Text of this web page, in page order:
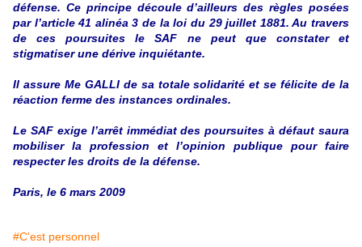
défense. Ce principe découle d’ailleurs des règles posées
par l’article 41 alinéa 3 de la loi du 29 juillet 1881. Au travers
de ces poursuites le SAF ne peut que constater et
stigmatiser une dérive inquiétante.
Il assure Me GALLI de sa totale solidarité et se félicite de la
réaction ferme des instances ordinales.
Le SAF exige l’arrêt immédiat des poursuites à défaut saura
mobiliser la profession et l’opinion publique pour faire
respecter les droits de la défense.
Paris, le 6 mars 2009
#C'est personnel